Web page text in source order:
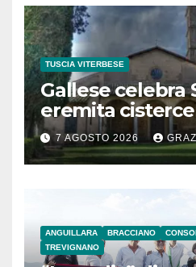
TUSCIA VITERBESE
Gallese celebra
eremita
secolo
7 AGOSTO 2026
ANGUILLARA BRACCIANO
TREVIGNANO